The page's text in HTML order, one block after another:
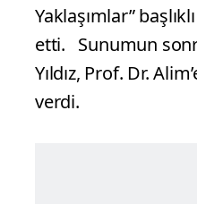
Yaklaşımlar”
etti. Sunumun
Yıldız, Prof. Dr.
verdi.